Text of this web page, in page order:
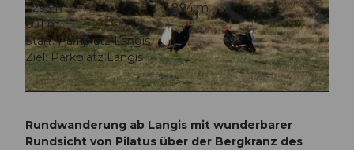
© Obwalden Tourismus, Obwalden Tourismus
1.293 m
1.894 m
601 m
Start: Parkplatz Langis
Ziel: Parkplatz Langis
Rundwanderung ab Langis mit wunderbarer
Rundsicht von Pilatus über der Bergkranz des